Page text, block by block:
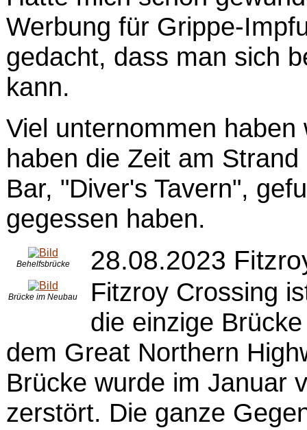
Werbung für Grippe-
gedacht, dass man sich
kann.
Viel unternommen
haben die Zeit am
Bar, "Diver's Tavern",
gegessen haben.
Behelfsbrücke
Brücke im Neubau
28.08.2023
Fitzroy Crossing
die einzige
dem Great Northern
Brücke wurde im Januar
zerstört. Die ganze